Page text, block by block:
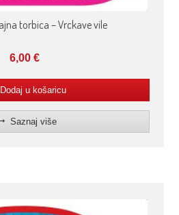
torbica – Vrckave vile
6,00€
Dodaj u košaricu
Saznaj više